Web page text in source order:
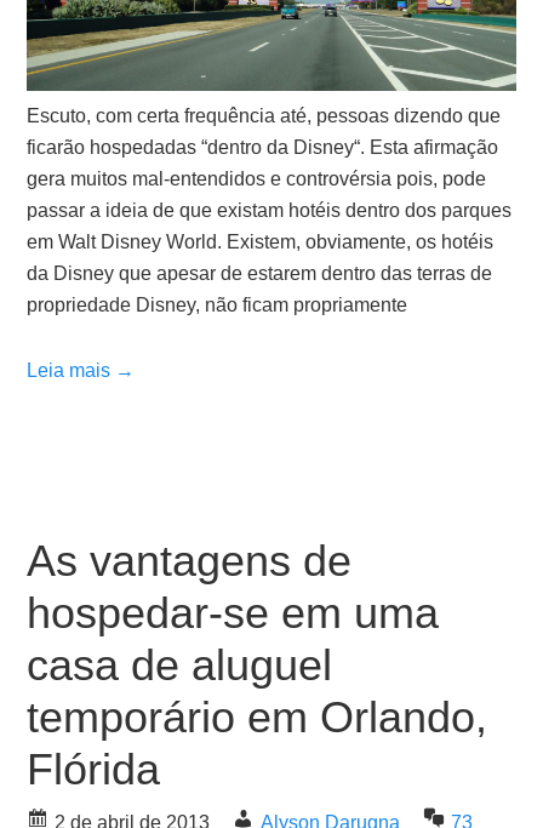
Escuto, com certa frequência até, pessoas dizendo que
ficarão hospedadas “dentro da Disney“. Esta afirmação
gera muitos mal-entendidos e controvérsia pois, pode
passar a ideia de que existam hotéis dentro dos parques
em Walt Disney World. Existem, obviamente, os hotéis
da Disney que apesar de estarem dentro das terras de
propriedade Disney, não ficam propriamente
Leia mais →
As vantagens de
hospedar-se em uma
casa de aluguel
temporário em Orlando,
Flórida
2 de abril de 2013 Alyson Darugna
73